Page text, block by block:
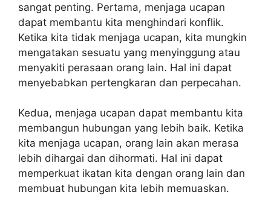
sangat penting. Pertama, menjaga ucapan
dapat membantu kita menghindari konflik.
Ketika kita tidak menjaga ucapan, kita mungkin
mengatakan sesuatu yang menyinggung atau
menyakiti perasaan orang lain. Hal ini dapat
menyebabkan pertengkaran dan perpecahan.
Kedua, menjaga ucapan dapat membantu kita
membangun hubungan yang lebih baik. Ketika
kita menjaga ucapan, orang lain akan merasa
lebih dihargai dan dihormati. Hal ini dapat
memperkuat ikatan kita dengan orang lain dan
membuat hubungan kita lebih memuaskan.